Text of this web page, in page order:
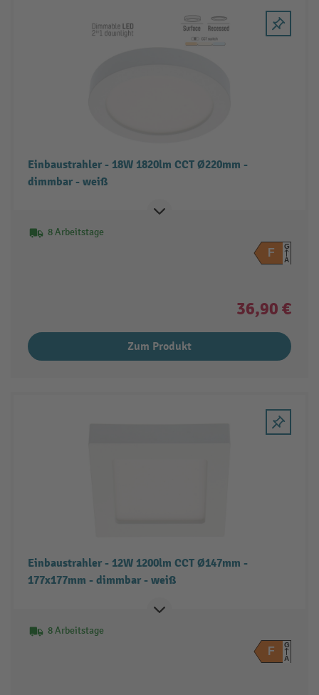
Einbaustrahler - 18W 1820lm CCT Ø220mm -
dimmbar - weiß
8 Arbeitstage
F
G
A
36,90 €
Zum Produkt
Einbaustrahler - 12W 1200lm CCT Ø147mm -
177x177mm - dimmbar - weiß
8 Arbeitstage
F
G
A